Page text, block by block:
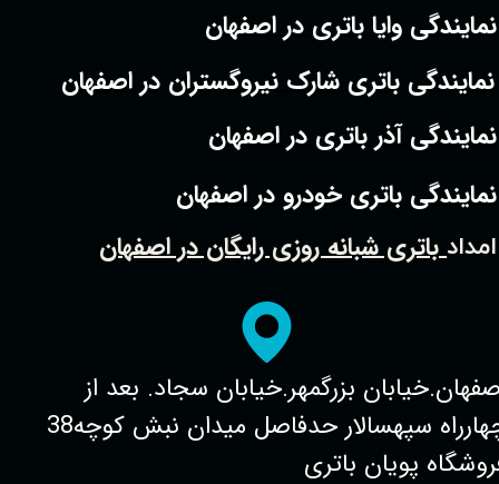
بزرگمهر.خیابان سجاد. بعد از
چهارراه سپهسالار حدفاصل میدان نبش کوچه38
پویان باتری
نمایندگی وایا باتری در اصفهان
نمایندگی آذر باتری در اصفهان
نمایندگی باتری شارک نیروگستران در اصفهان
نمایندگی باتری خودرو در اصفهان
امدادباتری شبانه روزی رایگان در اصفهان